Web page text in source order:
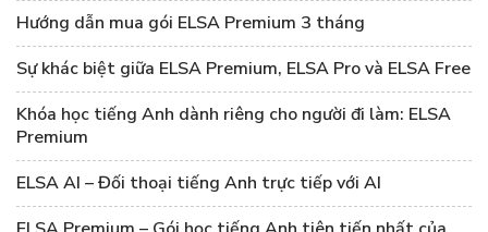
Hướng dẫn mua gói ELSA Premium 3 tháng
Sự khác biệt giữa ELSA Premium, ELSA Pro và ELSA Free
Khóa học tiếng Anh dành riêng cho người đi làm: ELSA
Premium
ELSA AI – Đối thoại tiếng Anh trực tiếp với AI